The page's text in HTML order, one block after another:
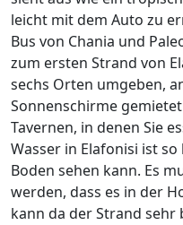
leicht mit dem Auto zu
Bus von Chania und
zum ersten Strand von
sechs Orten umgeben,
Sonnenschirme
Tavernen, in denen Sie
Wasser in Elafonisi ist
Boden sehen kann. Es
werden, dass es in der
kann da der Strand sehr